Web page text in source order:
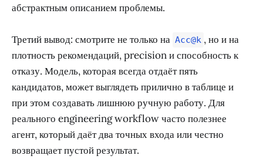
абстрактным описанием проблемы.
Третий вывод: смотрите не только на Acc@k , но и на
плотность рекомендаций, precision и способность к
отказу. Модель, которая всегда отдаёт пять
кандидатов, может выглядеть прилично в таблице и
при этом создавать лишнюю ручную работу. Для
реального engineering workflow часто полезнее
агент, который даёт два точных входа или честно
возвращает пустой результат.